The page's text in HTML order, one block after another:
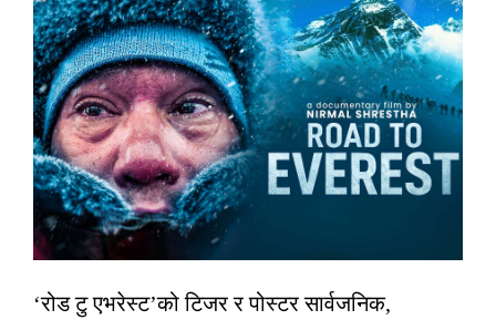
‘रोड टु एभरेस्ट’को टिजर र पोस्टर सार्वजनिक,